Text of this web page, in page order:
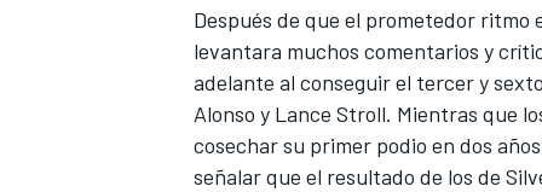
Después de que el prometedor ritmo
levantara muchos comentarios y
adelante al conseguir el tercer y
Alonso y Lance Stroll. Mientras que
cosechar su primer podio en dos
señalar que el resultado de los de